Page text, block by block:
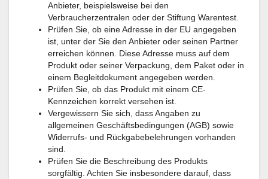
Anbieter, beispielsweise bei den
Verbraucherzentralen oder der Stiftung Warentest.
Prüfen Sie, ob eine Adresse in der EU angegeben
ist, unter der Sie den Anbieter oder seinen Partner
erreichen können. Diese Adresse muss auf dem
Produkt oder seiner Verpackung, dem Paket oder in
einem Begleitdokument angegeben werden.
Prüfen Sie, ob das Produkt mit einem CE-
Kennzeichen korrekt versehen ist.
Vergewissern Sie sich, dass Angaben zu
allgemeinen Geschäftsbedingungen (AGB) sowie
Widerrufs- und Rückgabebelehrungen vorhanden
sind.
Prüfen Sie die Beschreibung des Produkts
sorgfältig. Achten Sie insbesondere darauf, dass